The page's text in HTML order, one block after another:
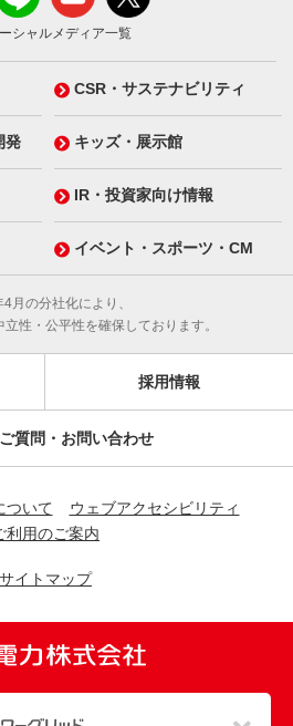
シャルメディア一覧
CSR・サステナビリティ
発 キッズ・展示館
IR・投資家向け情報
イベント・スポーツ・CM
月の分社化により、
性・公平性を確保しております。
採用情報
質問・お問い合わせ
ついて
ウェブアクセシビリティ
利用のご案内
サイトマップ